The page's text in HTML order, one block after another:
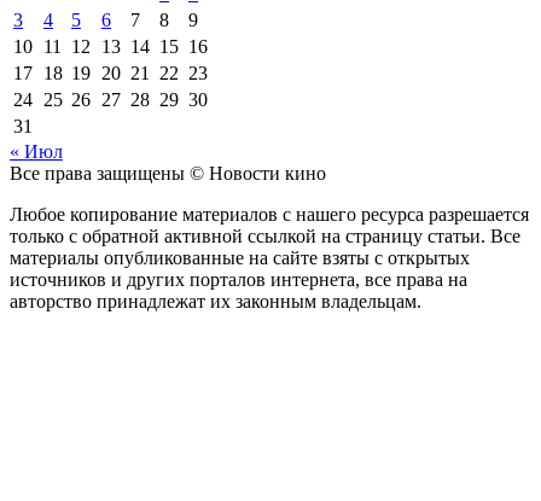
3
4 5 6 7 8
9
10 11 12 13 14 15 16
17 18 19 20 21 22 23
24 25 26 27 28 29 30
31
« Июл
Все права защищены © Новости кино
Любое копирование материалов с нашего ресурса разрешается
только с обратной активной ссылкой на страницу статьи. Все
материалы опубликованные на сайте взяты с открытых
источников и других порталов интернета, все права на
авторство принадлежат их законным владельцам.